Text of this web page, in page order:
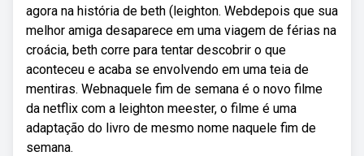
agora na história de beth (leighton. Webdepois que sua
melhor amiga desaparece em uma viagem de férias na
croácia, beth corre para tentar descobrir o que
aconteceu e acaba se envolvendo em uma teia de
mentiras. Webnaquele fim de semana é o novo filme
da netflix com a leighton meester, o filme é uma
adaptação do livro de mesmo nome naquele fim de
semana.